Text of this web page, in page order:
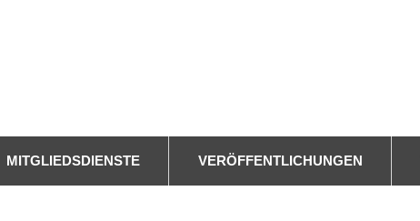
MITGLIEDSDIENSTE VERÖFFENTLICHUNGEN